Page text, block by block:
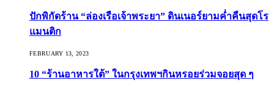
ปักพิกัดร้าน “ล่องเรือเจ้าพระยา” ดินเนอร์ยามค่ำคืนสุดโร
แมนติก
FEBRUARY 13, 2023
10 “ร้านอาหารใต้” ในกรุงเทพฯกินหรอยร่วมจอยสุด ๆ